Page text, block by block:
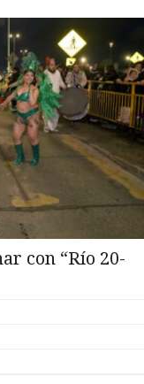
para las
Emol
entre
durante
con “Río 20-